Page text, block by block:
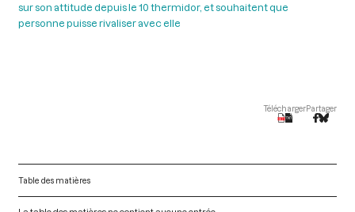
sur son attitude depuis le 10 thermidor, et souhaitent que
personne puisse rivaliser avec elle
TéléchargerPartager
Table des matières